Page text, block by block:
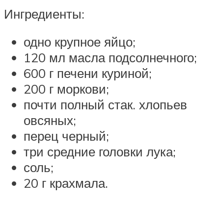
Ингредиенты:
одно крупное яйцо;
120 мл масла подсолнечного;
600 г печени куриной;
200 г моркови;
почти полный стак. хлопьев
овсяных;
перец черный;
три средние головки лука;
соль;
20 г крахмала.